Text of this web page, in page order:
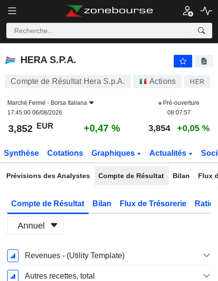
HERA S.P.A.
HERA S.P.A.
Compte de Résultat Hera S.p.A. Actions HER
Marché Fermé - Borsa Italiana
17:45:00 06/08/2026
Pré-ouverture
08:07:57
3,852 EUR +0,47 % 3,854 +0,05 %
Synthèse Cotations Graphiques Actualités
Prévisions des Analystes Compte de Résultat Bilan Flux
Compte de Résultat Bilan Flux de Trésorerie
Annuel
Période
Fiscale:
Décembre
Revenues - (Utility Template)
Autres recettes, total